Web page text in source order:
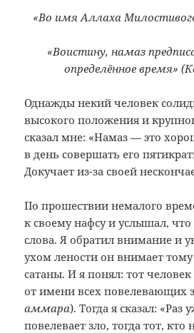
«Во имя Аллаха
«Воистину, намаз
определённое время»
Однажды некий человек
высокого положения и
сказал мне: «Намаз — это
в день совершать его
Докучает из-за своей
По прошествии немалого
к своему нафсу и услышал,
слова. Я обратил внимание и
ухом лености он внимает
сатаны. И я понял: тот человек
от имени всех повелевающих
аммара). Тогда я сказал: «Раз
повелевает зло, тогда тот, кто